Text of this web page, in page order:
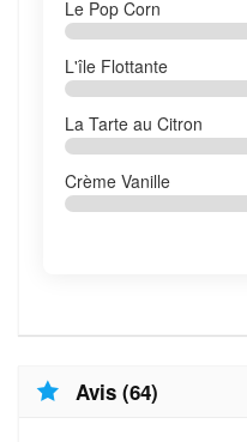
Le Pop Corn
L'île Flottante
La Tarte au Citron
Crème Vanille
Avis (64)